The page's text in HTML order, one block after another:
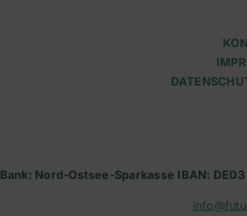
Bank: Nord-Ostsee-Sparkasse IBAN: